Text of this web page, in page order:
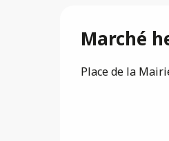
Marché
Place de la